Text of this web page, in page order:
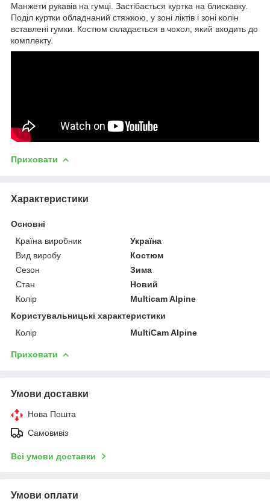
Манжети рукавів на гумці. Застібається куртка на блискавку.
Поділ куртки обладнаний стяжкою, у зоні ліктів і зоні колін
вставлені гумки. Костюм складається в чохол, який входить до
комплекту.
Приховати
Характеристики
Основні
Країна виробник
Україна
Вид виробу
Костюм
Сезон
Зима
Стан
Новий
Колір
Multicam Alpine
Користувальницькі характеристики
Колір
MultiCam Alpine
Приховати
Умови доставки
Нова Пошта
Самовивіз
Всі умови доставки
Умови оплати